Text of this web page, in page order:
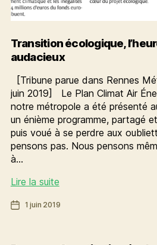
Transition écologique,
audacieux
[Tribune parue dans Rennes
juin 2019] Le Plan Climat Air
notre métropole a été présenté
un énième programme, partagé
puis voué à se perdre aux
pensons pas. Nous pensons
à…
Lire la suiteTransition
l’heure
Date1 juin 2019